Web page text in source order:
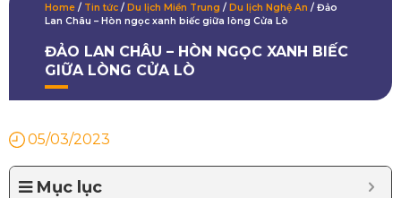
Home / Tin tức / Du lịch Miền Trung / Du lịch Nghệ An / Đảo
Lan Châu – Hòn ngọc xanh biếc giữa lòng Cửa Lò
ĐẢO LAN CHÂU – HÒN NGỌC XANH BIẾC
GIỮA LÒNG CỬA LÒ
05/03/2023
Mục lục